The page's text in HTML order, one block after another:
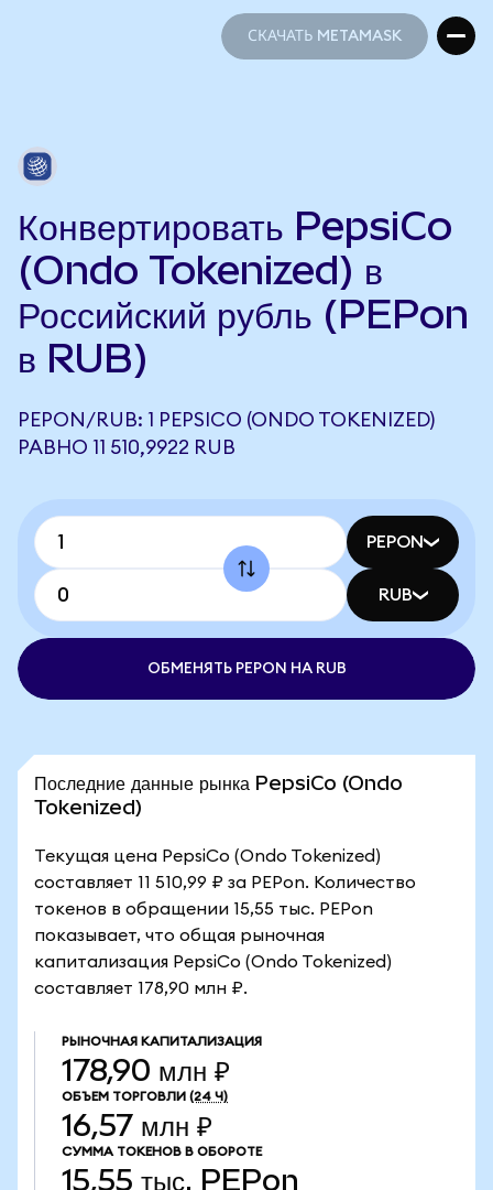
СКАЧАТЬ METAMASK
Конвертировать PepsiCo
(Ondo Tokenized) в
Российский рубль (PEPon
в RUB)
PEPON/RUB: 1 PEPSICO (ONDO TOKENIZED)
РАВНО 11 510,9922 RUB
PEPON
RUB
ОБМЕНЯТЬ PEPON НА RUB
Последние данные рынка PepsiCo (Ondo
Tokenized)
Текущая цена PepsiCo (Ondo Tokenized)
составляет 11 510,99 ₽ за PEPon. Количество
токенов в обращении 15,55 тыс. PEPon
показывает, что общая рыночная
капитализация PepsiCo (Ondo Tokenized)
составляет 178,90 млн ₽.
РЫНОЧНАЯ КАПИТАЛИЗАЦИЯ
178,90 млн ₽
ОБЪЕМ ТОРГОВЛИ (24 Ч)
16,57 млн ₽
СУММА ТОКЕНОВ В ОБОРОТЕ
15,55 тыс. PEPon